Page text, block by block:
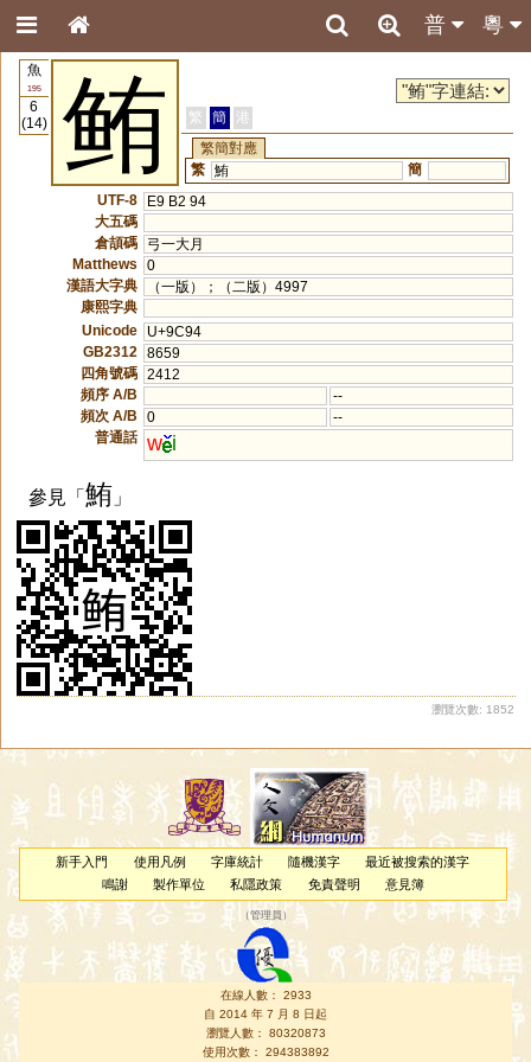
粵
普
魚
195
6
(14)
鲔 繁 簡
港
繁簡對應
繁 鮪
簡
UTF-8
E9 B2 94
大五碼
倉頡碼
弓一大月
Matthews
0
漢語大字典
（一版）；（二版）4997
康熙字典
Unicode
U+9C94
GB2312
8659
四角號碼 2412
頻序 A/B
--
頻次 A/B
0
--
普通話 w i
參見「鮪 」
瀏覽次數: 1852
新手入門 使用凡例 字庫統計 隨機漢字
最近被搜索的漢字
鳴謝
製作單位 私隱政策 免責聲明 意見簿
（管理員 ）
在線人數： 2933
自 2014 年 7 月 8 日起
瀏覽人數： 80320873
使用次數： 294383892